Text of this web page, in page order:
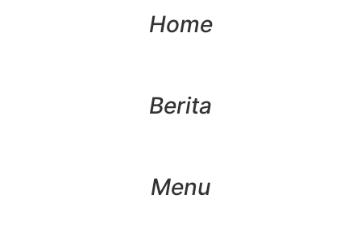
Home
Berita
Menu